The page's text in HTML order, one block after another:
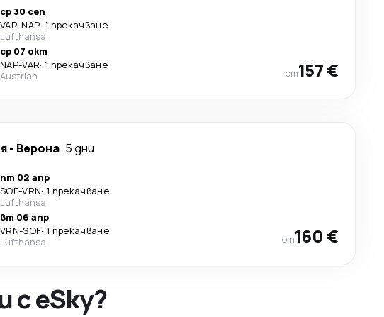
ср 30 сеп
VAR-NAP· 1 прекачване
Lufthansa
ср 07 окт
NAP-VAR· 1 прекачване
Austrian
от157 €
- Верона 5 дни
пт 02 апр
SOF-VRN· 1 прекачване
Lufthansa
вт 06 апр
VRN-SOF· 1 прекачване
Lufthansa
от160 €
с eSky?